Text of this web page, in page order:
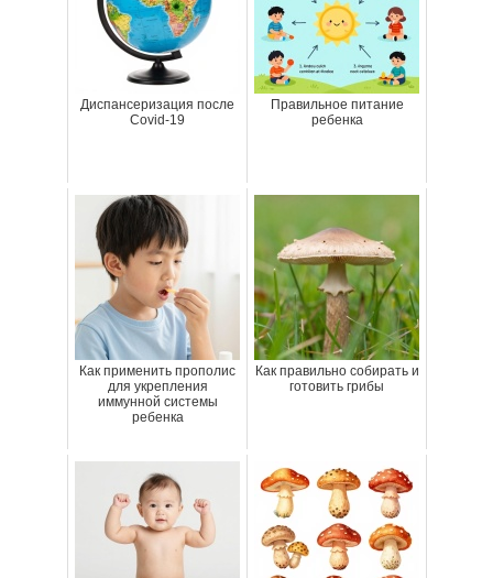
Диспансеризация после
Covid-19
Правильное питание
ребенка
Как применить прополис
для укрепления
иммунной системы
ребенка
Как правильно собирать и
готовить грибы